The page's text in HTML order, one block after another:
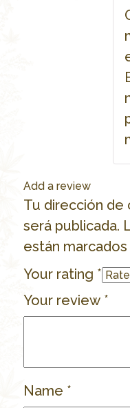
Add a review
Tu dirección
será publicada.
están
Your rating *
Your review *
Name *